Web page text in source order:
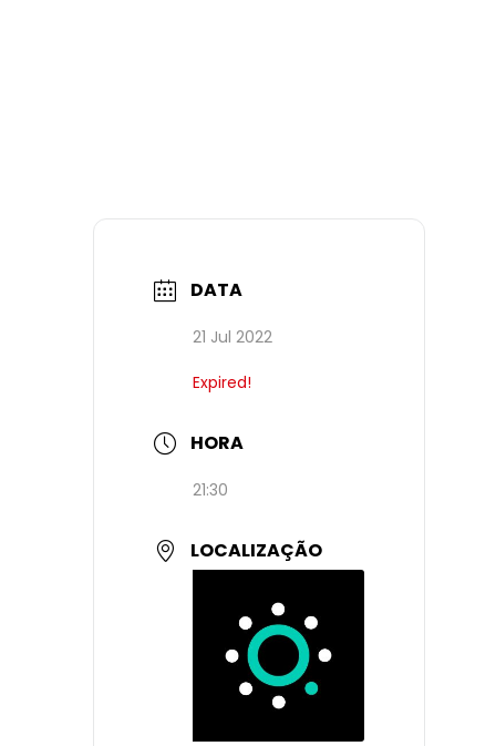
DATA
21 Jul 2022
Expired!
HORA
21:30
LOCALIZAÇÃO